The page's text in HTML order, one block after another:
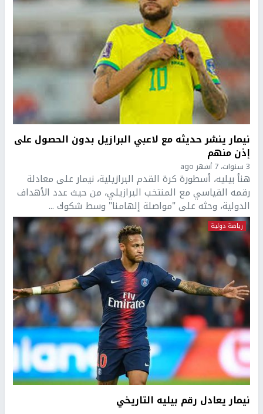
نيمار ينشر حديثه مع لاعبي البرازيل بدون الحصول على
إذن منهم
3 سنوات، 7 أشهر ago
هنأ بيليه، أسطورة كرة القدم البرازيلية، نيمار على معادلة
رقمه القياسي مع المنتخب البرازيلي، من حيث عدد الأهداف
الدولية، وحثه على "مواصلة إلهامنا" وسط شكوك ...
رياضة دولية
نيمار يعادل رقم بيليه التاريخي